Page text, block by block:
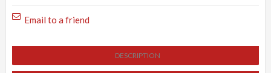
Racines
Email to a friend
DESCRIPTION